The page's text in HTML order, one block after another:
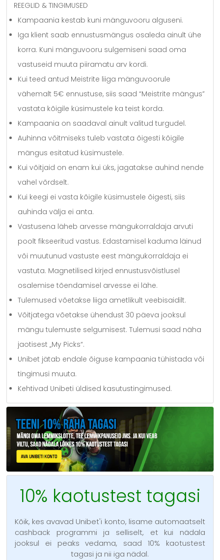
REEGLID & TINGIMUSED
Kampaania kestab kuni mänguvooru alguseni.
Iga klient saab ennustusmängus osaleda ainult ühe
korra. Kuni mänguvooru sulgemiseni saad oma
vastuseid muuta piiramatu arv kordi.
Kui teed antud Meistrite liiga mänguvoorule
vähemalt 5€ ennustuse, siis saad “Meistrite mängus”
vastata kõigile küsimustele ka teist korda.
Kampaania on saadaval ainult valitud turgudel.
Auhinna võitmiseks tuleb vastata õigesti kõigile
mängus esitatud küsimustele.
Kui võitjaid on enam kui üks, jagatakse auhind nende
vahel võrdselt.
Kui keegi ei vasta kõigile küsimustele õigesti, siis
auhinda välja ei anta.
Vastusena läheb arvesse mängukorraldaja arvuti
poolt fikseeritud vastus. Edastamisel kaduma läinud
või muutunud vastuste eest mängukorraldaja ei
vastuta. Magnetilised kirjed ennustusvõistlusel
osalemise tõendamisel arvesse ei lähe.
Tulemused võetakse liiga ametlikult veebisaidilt.
Võitjatega võetakse ühendust 30 päeva jooksul
mängu tulemuste selgumisest. Tulemusi saad näha
jaotisest „My Picks“.
Unibet jätab endale õiguse kampaania tühistada või
tingimusi muuta.
Kehtivad Unibeti üldised kasutustingimused.
10% kaotustest tagasi
Kõik, kes avavad Unibet'i konto, lisame automaatselt
cashback programmi ja selliselt, et kui nädala
jooksul ei peaks vedama, saad 10% kaotustest
tagasi ja nii iga nädal.